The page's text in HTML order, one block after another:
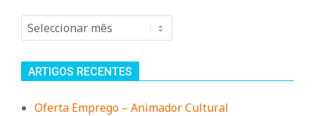
d
e
Arquivo
ARTIGOS RECENTES
Oferta Emprego – Animador Cultural